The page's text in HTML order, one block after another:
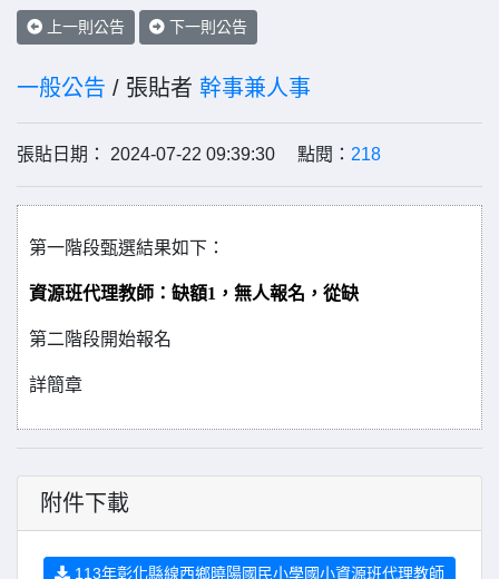
上一則公告 下一則公告
一般公告 / 張貼者 幹事兼人事
張貼日期： 2024-07-22 09:39:30 點閱： 218
第一階段甄選結果如下 ：
資源班代理教師：缺額1，無人報名，從缺
第二階段開始報名
詳簡章
附件下載
113年彰化縣線西鄉曉陽國民小學國小資源班代理教師